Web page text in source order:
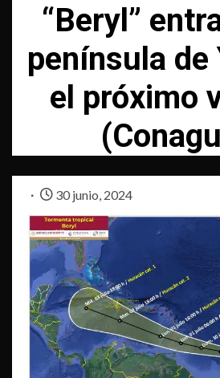
“Beryl”
península de
el próximo
30 junio, 2024